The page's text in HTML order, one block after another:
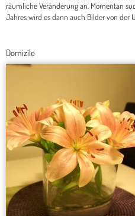
räumliche Veränderung an. Momentan
Jahres wird es dann auch Bilder von der
Domizile